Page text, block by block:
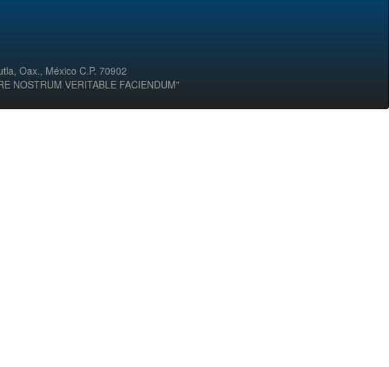
Oax., México C.P. 70902
NOSTRUM VERITABLE FACIENDUM"